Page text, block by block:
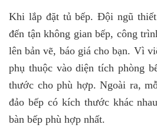
Khi lắp đặt tủ bếp. Đội ngũ
đến tận không gian bếp, công
lên bản vẽ, báo giá cho bạn. Vì
phụ thuộc vào diện tích phòng
thước cho phù hợp. Ngoài ra,
đảo bếp có kích thước khác
bàn bếp phù hợp nhất.